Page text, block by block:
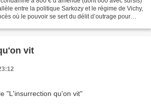
entre la politique Sarkozy et le régime de Vichy,
où le pouvoir se sert du délit d’outrage pour
vit